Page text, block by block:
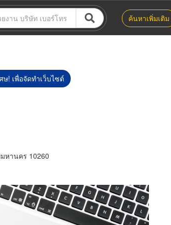
ค้นหาเพิ่มเติม
! เพื่อจัดทำเว็บไซต์
หานคร 10260